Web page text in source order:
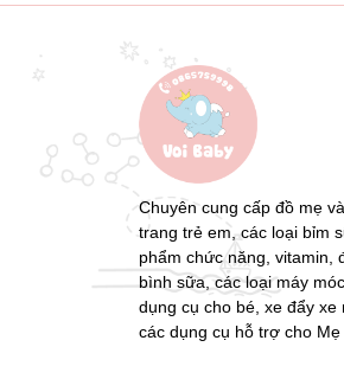
Chuyên cung cấp đồ mẹ
trang trẻ em, các loại bỉm
phẩm chức năng, vitamin,
bình sữa, các loại máy
dụng cụ cho bé, xe đẩy xe
các dụng cụ hỗ trợ cho Mẹ